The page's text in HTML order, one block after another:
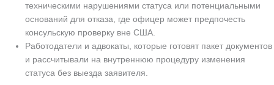
техническими нарушениями статуса или потенциальными
оснований для отказа, где офицер может предпочесть
консульскую проверку вне США.
Работодатели и адвокаты, которые готовят пакет документов
и рассчитывали на внутреннюю процедуру изменения
статуса без выезда заявителя.